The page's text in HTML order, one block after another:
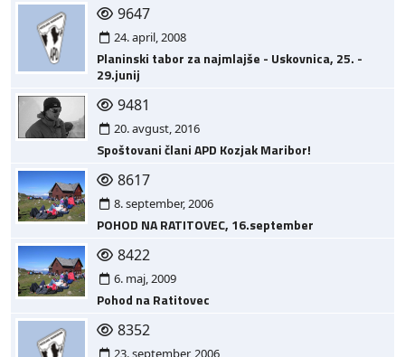
9647
24. april, 2008
Planinski tabor za najmlajše - Uskovnica, 25. -
29.junij
9481
20. avgust, 2016
Spoštovani člani APD Kozjak Maribor!
8617
8. september, 2006
POHOD NA RATITOVEC, 16.september
8422
6. maj, 2009
Pohod na Ratitovec
8352
23. september, 2006